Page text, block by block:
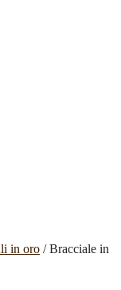
in oro / Bracciale in